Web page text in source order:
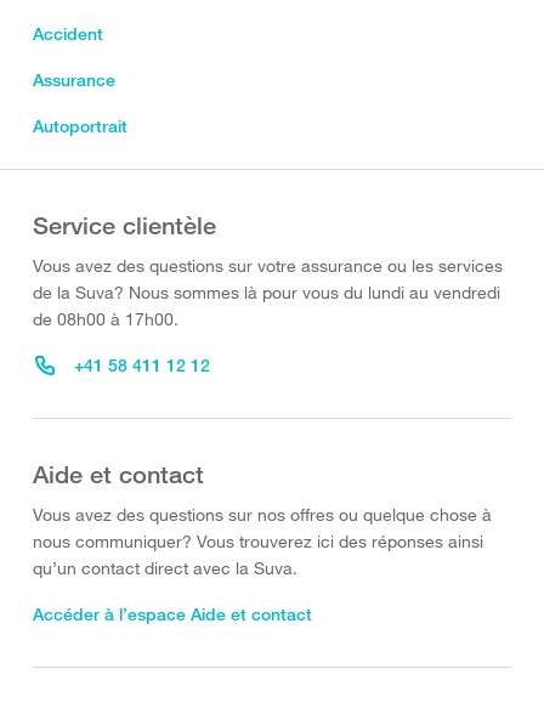
Accident
Assurance
Autoportrait
Service clientèle
Vous avez des questions sur votre assurance ou les services
de la Suva? Nous sommes là pour vous du lundi au vendredi
de 08h00 à 17h00.
+41 58 411 12 12
Aide et contact
Vous avez des questions sur nos offres ou quelque chose à
nous communiquer? Vous trouverez ici des réponses ainsi
qu’un contact direct avec la Suva.
Accéder à l’espace Aide et contact